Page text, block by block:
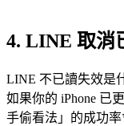
4. LINE 取消
LINE 不已讀失效是
如果你的 iPhone 已
手偷看法」的成功